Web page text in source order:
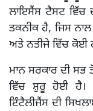
ਲਾਇਸੈਂਸ ਟੈਸਟ ਵਿੱਚ
ਤਕਨੀਕ ਹੈ, ਜਿਸ ਨਾਲ
ਅਤੇ ਨਤੀਜੇ ਵਿੱਚ ਕੋਈ
ਮਾਨ ਸਰਕਾਰ ਦੀ
ਵਿੱਚ ਸ਼ੁਰੂ ਹੋਈ ਹੈ।
ਇੰਟੈਲੀਜੈਂਸ ਦੀ